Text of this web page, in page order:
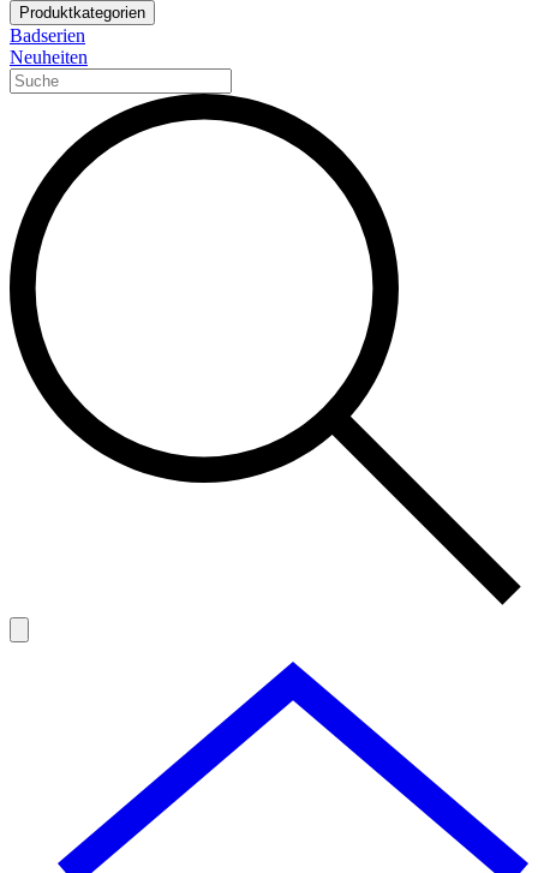
Produktkategorien
Badserien
Neuheiten